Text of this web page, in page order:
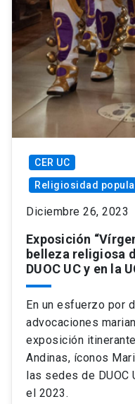
CER UC
Religiosidad
Diciembre 26, 2023
Exposición
belleza religiosa
DUOC UC y en la
En un esfuerzo por
advocaciones
exposición
Andinas, íconos
las sedes de DUOC
el 2023.